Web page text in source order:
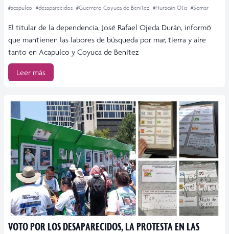
#acapulco #desaparecidos #Guerrero Coyuca de Benítez #Huracán Otis #Semar
El titular de la dependencia, José Rafael Ojeda Durán, informó
que mantienen las labores de búsqueda por mar, tierra y aire
tanto en Acapulco y Coyuca de Benítez
Leer más
VOTO POR LOS DESAPARECIDOS, LA PROTESTA EN LAS